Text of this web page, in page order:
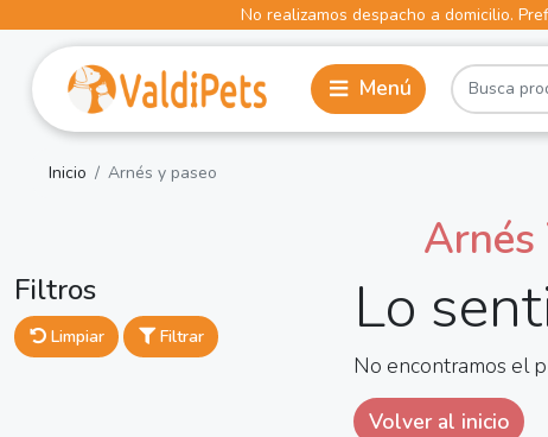
No realizamos despacho a domicilio.
Inicio Arnés y paseo
Arnés
Filtros
Limpiar Filtrar Lo
No encontramos el
Volver al inicio